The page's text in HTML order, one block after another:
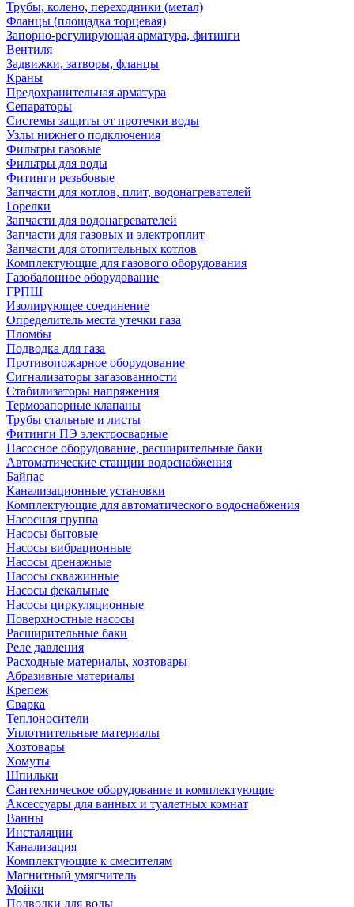
Трубы, колено, переходники (метал)
Фланцы (площадка торцевая)
Запорно-регулирующая арматура, фитинги
Вентиля
Задвижки, затворы, фланцы
Краны
Предохранительная арматура
Сепараторы
Системы защиты от протечки воды
Узлы нижнего подключения
Фильтры газовые
Фильтры для воды
Фитинги резьбовые
Запчасти для котлов, плит, водонагревателей
Горелки
Запчасти для водонагревателей
Запчасти для газовых и электроплит
Запчасти для отопительных котлов
Комплектующие для газового оборудования
Газобалонное оборудование
ГРПШ
Изолирующее соединение
Определитель места утечки газа
Пломбы
Подводка для газа
Противопожарное оборудование
Сигнализаторы загазованности
Стабилизаторы напряжения
Термозапорные клапаны
Трубы стальные и листы
Фитинги ПЭ электросварные
Насосное оборудование, расширительные баки
Автоматические станции водоснабжения
Байпас
Канализационные установки
Комплектующие для автоматического водоснабжения
Насосная группа
Насосы бытовые
Насосы вибрационные
Насосы дренажные
Насосы скважинные
Насосы фекальные
Насосы циркуляционные
Поверхностные насосы
Расширительные баки
Реле давления
Расходные материалы, хозтовары
Абразивные материалы
Крепеж
Сварка
Теплоносители
Уплотнительные материалы
Хозтовары
Хомуты
Шпильки
Сантехническое оборудование и комплектующие
Аксессуары для ванных и туалетных комнат
Ванны
Инсталяции
Канализация
Комплектующие к смесителям
Магнитный умягчитель
Мойки
Подводки для воды